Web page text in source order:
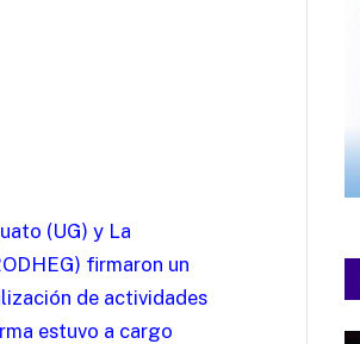
(UG) y La
firmaron un
de actividades
estuvo a cargo